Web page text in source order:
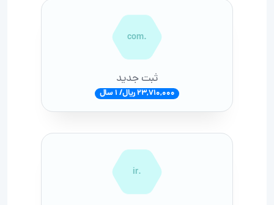
.com
ثبت جدید
23,710,000 ریال/ 1 سال
.ir